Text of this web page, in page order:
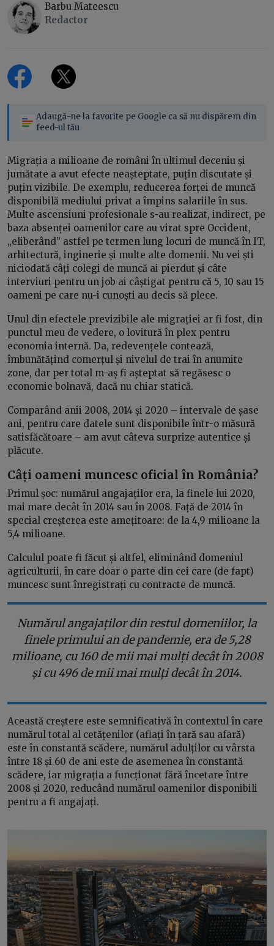
Barbu Mateescu
Redactor
Adaugă-ne la favorite pe Google ca să nu dispărem din
feed-ul tău
Migrația a milioane de români în ultimul deceniu și
jumătate a avut efecte neașteptate, puțin discutate și
puțin vizibile. De exemplu, reducerea forței de muncă
disponibilă mediului privat a împins salariile în sus.
Multe ascensiuni profesionale s-au realizat, indirect, pe
baza absenței oamenilor care au virat spre Occident,
„eliberând” astfel pe termen lung locuri de muncă în IT,
arhitectură, inginerie și multe alte domenii. Nu vei ști
niciodată câți colegi de muncă ai pierdut și câte
interviuri pentru un job ai câștigat pentru că 5, 10 sau 15
oameni pe care nu-i cunoști au decis să plece.
Unul din efectele previzibile ale migrației ar fi fost, din
punctul meu de vedere, o lovitură în plex pentru
economia internă. Da, redevențele contează,
îmbunătățind comerțul și nivelul de trai în anumite
zone, dar per total m-aș fi așteptat să regăsesc o
economie bolnavă, dacă nu chiar statică.
Comparând anii 2008, 2014 și 2020 – intervale de șase
ani, pentru care datele sunt disponibile într-o măsură
satisfăcătoare – am avut câteva surprize autentice și
plăcute.
Câți oameni muncesc oficial în România?
Primul șoc: numărul angajaților era, la finele lui 2020,
mai mare decât în 2014 sau în 2008. Față de 2014 în
special creșterea este amețitoare: de la 4,9 milioane la
5,4 milioane.
Calculul poate fi făcut și altfel, eliminând domeniul
agriculturii, în care doar o parte din cei care (de fapt)
muncesc sunt înregistrați cu contracte de muncă.
Numărul angajaților din restul domeniilor, la
finele primului an de pandemie, era de 5,28
milioane, cu 160 de mii mai mulți decât în 2008
și cu 496 de mii mai mulți decât în 2014.
Această creștere este semnificativă în contextul în care
numărul total al cetățenilor (aflați în țară sau afară)
este în constantă scădere, numărul adulților cu vârsta
între 18 și 60 de ani este de asemenea în constantă
scădere, iar migrația a funcționat fără încetare între
2008 și 2020, reducând numărul oamenilor disponibili
pentru a fi angajați.